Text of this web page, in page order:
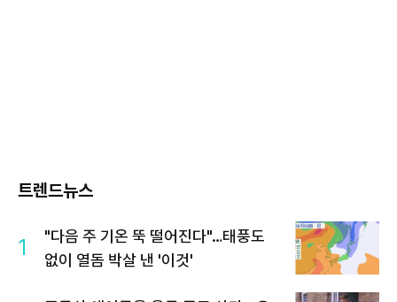
트렌드뉴스
1
"다음 주 기온 뚝 떨어진다"…태풍도
없이 열돔 박살 낸 '이것'